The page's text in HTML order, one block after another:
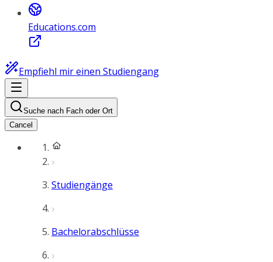
Educations.com
Empfiehl mir einen Studiengang
Suche nach Fach oder Ort
Cancel
Studiengänge
Bachelorabschlüsse